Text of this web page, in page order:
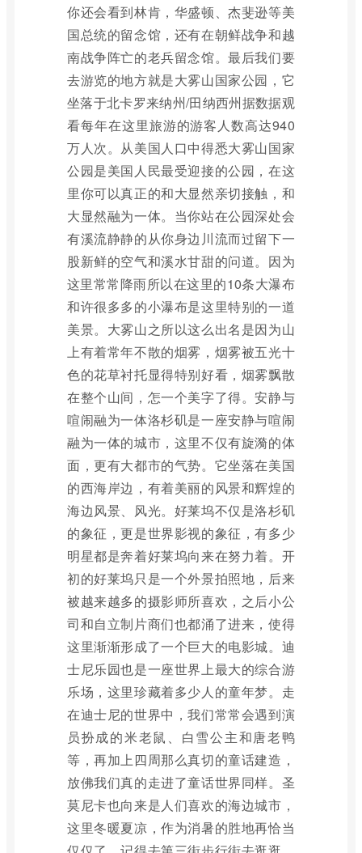
你还会看到林肯，华盛顿、杰斐逊等美
国总统的留念馆，还有在朝鲜战争和越
南战争阵亡的老兵留念馆。最后我们要
去游览的地方就是大雾山国家公园，它
坐落于北卡罗来纳州/田纳西州据数据观
看每年在这里旅游的游客人数高达940
万人次。从美国人口中得悉大雾山国家
公园是美国人民最受迎接的公园，在这
里你可以真正的和大显然亲切接触，和
大显然融为一体。当你站在公园深处会
有溪流静静的从你身边川流而过留下一
股新鲜的空气和溪水甘甜的问道。因为
这里常常降雨所以在这里的10条大瀑布
和许很多多的小瀑布是这里特别的一道
美景。大雾山之所以这么出名是因为山
上有着常年不散的烟雾，烟雾被五光十
色的花草衬托显得特别好看，烟雾飘散
在整个山间，怎一个美字了得。安静与
喧闹融为一体洛杉矶是一座安静与喧闹
融为一体的城市，这里不仅有旋漪的体
面，更有大都市的气势。它坐落在美国
的西海岸边，有着美丽的风景和辉煌的
海边风景、风光。好莱坞不仅是洛杉矶
的象征，更是世界影视的象征，有多少
明星都是奔着好莱坞向来在努力着。开
初的好莱坞只是一个外景拍照地，后来
被越来越多的摄影师所喜欢，之后小公
司和自立制片商们也都涌了进来，使得
这里渐渐形成了一个巨大的电影城。迪
士尼乐园也是一座世界上最大的综合游
乐场，这里珍藏着多少人的童年梦。走
在迪士尼的世界中，我们常常会遇到演
员扮成的米老鼠、白雪公主和唐老鸭
等，再加上四周那么真切的童话建造，
放佛我们真的走进了童话世界同样。圣
莫尼卡也向来是人们喜欢的海边城市，
这里冬暖夏凉，作为消暑的胜地再恰当